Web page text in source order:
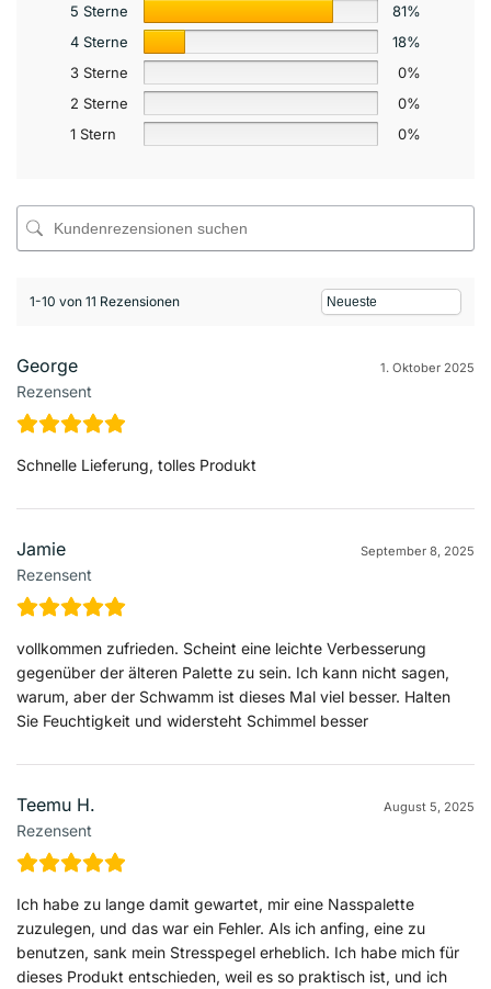
5 Sterne
81%
4 Sterne
18%
3 Sterne
0%
2 Sterne
0%
1 Stern
0%
1-10 von 11 Rezensionen
George
Rezensent
1. Oktober 2025
Schnelle Lieferung, tolles Produkt
Jamie
Rezensent
September 8, 2025
vollkommen zufrieden. Scheint eine leichte Verbesserung
gegenüber der älteren Palette zu sein. Ich kann nicht sagen,
warum, aber der Schwamm ist dieses Mal viel besser. Halten
Sie Feuchtigkeit und widersteht Schimmel besser
Teemu H.
Rezensent
August 5, 2025
Ich habe zu lange damit gewartet, mir eine Nasspalette
zuzulegen, und das war ein Fehler. Als ich anfing, eine zu
benutzen, sank mein Stresspegel erheblich. Ich habe mich für
dieses Produkt entschieden, weil es so praktisch ist, und ich